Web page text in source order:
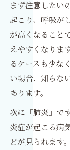
まず注意したい
起こり、呼吸が
が高くなること
えやすくなりま
るケースも少な
い場合、知らな
あります。
次に「肺炎」で
炎症が起こる病
どが見られます